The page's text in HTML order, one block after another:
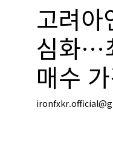
고려아
심화…
매수